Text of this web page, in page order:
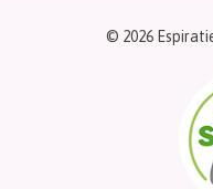
© 2026